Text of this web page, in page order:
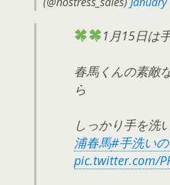
1月15日は
春馬くんの素敵
ら
しっかり手を洗
浦春馬#手洗い
pic.twitter.com/